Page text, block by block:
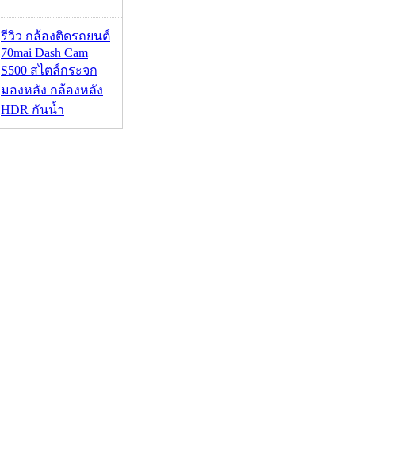
รีวิว กล้องติดรถยนต์
70mai Dash Cam
S500 สไตล์กระจก
มองหลัง กล้องหลัง
HDR กันน้ำ